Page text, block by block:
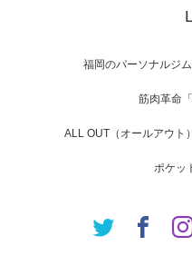
「ねとら
福岡のパーソナルジ
筋肉革命
ALL OUT（オールアウト
ポケッ